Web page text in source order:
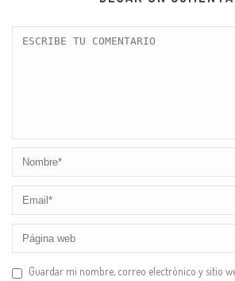
Guardar mi nombre, correo electrónico y sitio